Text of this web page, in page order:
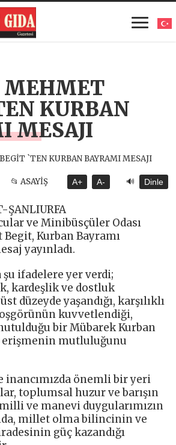
MEHMET
KURBAN
MESAJI
📂 ASAYİŞ A+ A- 🔊 Dinle
ŞANLIURFA
ve Minibüsçüler Odası
Begit, Kurban Bayramı
yayınladı.
şu ifadelere yer verdi;
kardeşlik ve dostluk
düzeyde yaşandığı, karşılıklı
kuvvetlendiği,
bir Mübarek Kurban
erişmenin mutluluğunu
inancımızda önemli bir yeri
toplumsal huzur ve barışın
ve manevi duygularımızın
millet olma bilincinin ve
güç kazandığı